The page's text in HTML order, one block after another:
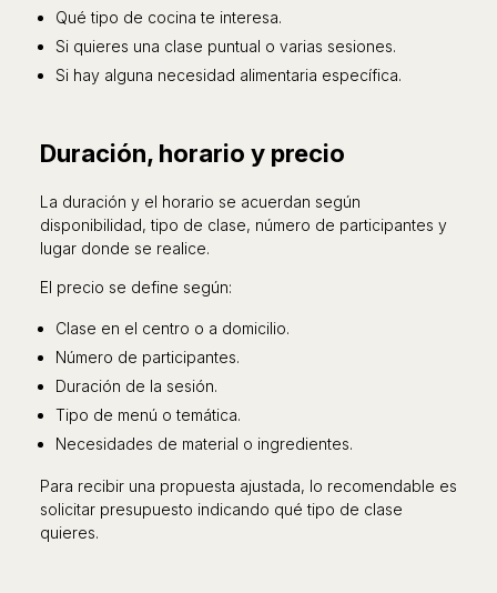
Qué tipo de cocina te interesa.
Si quieres una clase puntual o varias sesiones.
Si hay alguna necesidad alimentaria específica.
Duración, horario y precio
La duración y el horario se acuerdan según
disponibilidad, tipo de clase, número de participantes y
lugar donde se realice.
El precio se define según:
Clase en el centro o a domicilio.
Número de participantes.
Duración de la sesión.
Tipo de menú o temática.
Necesidades de material o ingredientes.
Para recibir una propuesta ajustada, lo recomendable es
solicitar presupuesto indicando qué tipo de clase
quieres.